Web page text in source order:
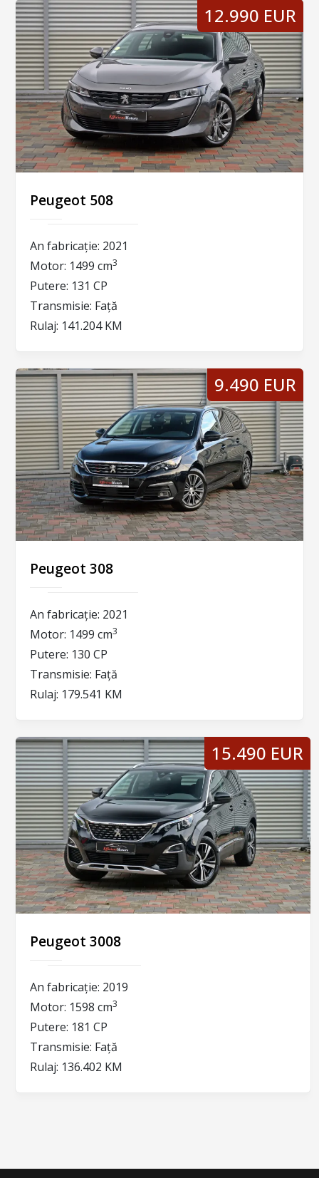
12.990 EUR
Peugeot 508
An fabricație: 2021
Motor: 1499 cm3
Putere: 131 CP
Transmisie: Față
Rulaj: 141.204 KM
9.490 EUR
Peugeot 308
An fabricație: 2021
Motor: 1499 cm3
Putere: 130 CP
Transmisie: Față
Rulaj: 179.541 KM
15.490 EUR
Peugeot 3008
An fabricație: 2019
Motor: 1598 cm3
Putere: 181 CP
Transmisie: Față
Rulaj: 136.402 KM